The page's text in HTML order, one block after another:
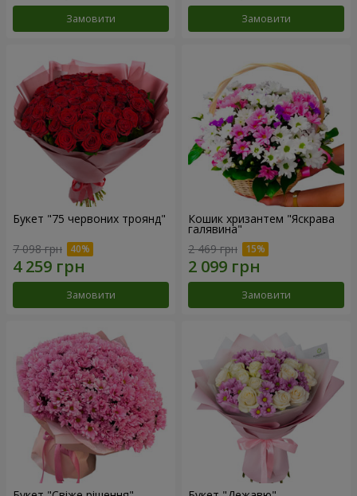
Замовити Замовити
Букет "75 червоних троянд"
7 098 грн
Замовити
Кошик хризантем "Яскрава
галявина"
2 469 грн
Замовити